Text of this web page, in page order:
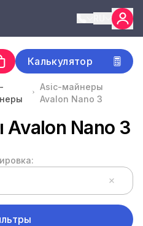
Калькулятор
Asic-майнеры
Avalon Nano 3
Nano 3